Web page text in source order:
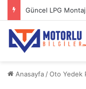
Güncel LPG Montaj
Anasayfa /Oto Yedek